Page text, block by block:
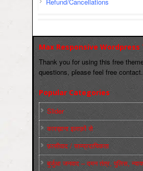
Max Responsive Wordpress
Thank you for using this free
questions, please feel free contact.
Popular Categories
Slider
कारख़ाना इलाक़ों से
फ़ासीवाद / साम्‍प्रदायिकता
बुर्जुआ जनवाद – दमन तंत्र, पुलिस,